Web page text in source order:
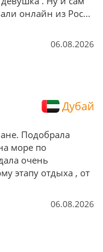
онлайн из Рос...
06.08.2026
Дубай
Подобрала
море по
очень
этапу отдыха , от
06.08.2026